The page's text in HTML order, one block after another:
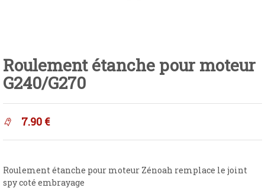
Roulement étanche pour moteur
G240/G270
7.90 €
Roulement étanche pour moteur Zénoah remplace le joint
spy coté embrayage